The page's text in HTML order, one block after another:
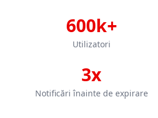
600k+
Utilizatori
3x
Notificări înainte de expirare